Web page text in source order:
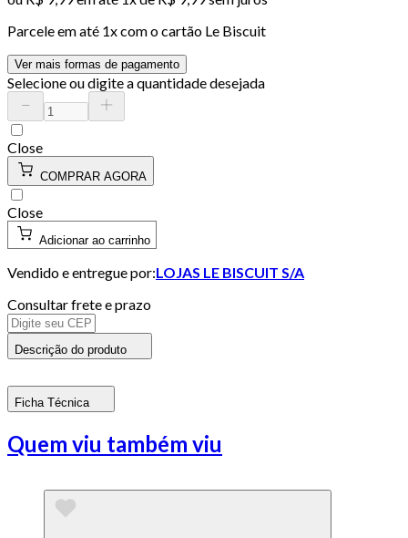
Parcele em até 1x com o cartão Le Biscuit
Ver mais formas de pagamento
Selecione ou digite a quantidade desejada
Close
COMPRAR AGORA
Close
Adicionar ao carrinho
Vendido e entregue por:LOJAS LE BISCUIT S/A
Consultar frete e prazo
Descrição do produto
Ficha Técnica
Quem viu também viu